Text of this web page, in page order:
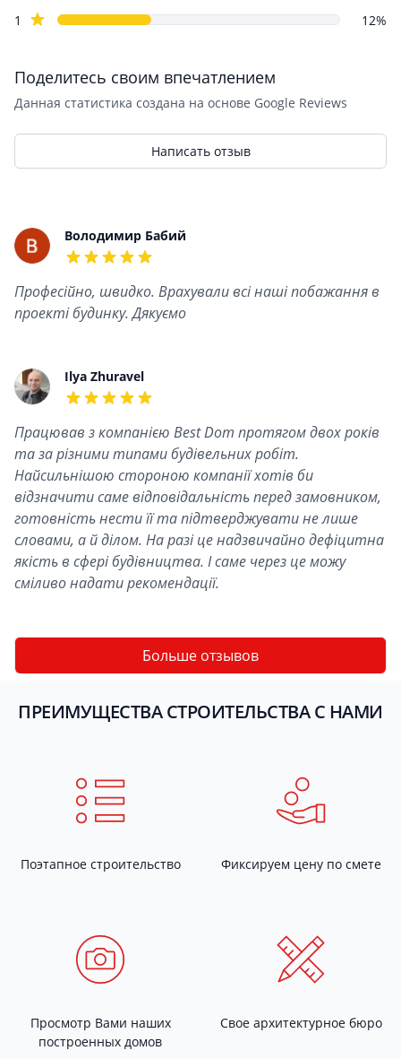
1
star reviews 12%
Поделитесь своим впечатлением
Данная статистика создана на основе Google Reviews
Написать отзыв
Recent reviewsВолодимир Бабий
Професійно, швидко. Врахували всі наші побажання в
проекті будинку. Дякуємо
Ilya Zhuravel
Працював з компанією Best Dom протягом двох років
та за різними типами будівельних робіт.
Найсильнішою стороною компанії хотів би
відзначити саме відповідальність перед замовником,
готовність нести її та підтверджувати не лише
словами, а й ділом. На разі це надзвичайно дефіцитна
якість в сфері будівництва. І саме через це можу
сміливо надати рекомендації.
Больше отзывов
ПРЕИМУЩЕСТВА СТРОИТЕЛЬСТВА С НАМИ
Поэтапное строительство Фиксируем цену по смете
Просмотр Вами наших
построенных домов
Свое архитектурное бюро